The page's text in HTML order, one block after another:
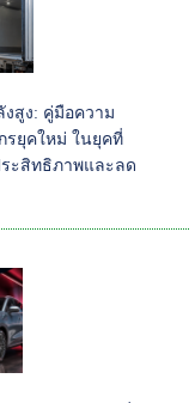
สูง: คู่มือความ
รยุคใหม่ ในยุคที่
ะสิทธิภาพและลด